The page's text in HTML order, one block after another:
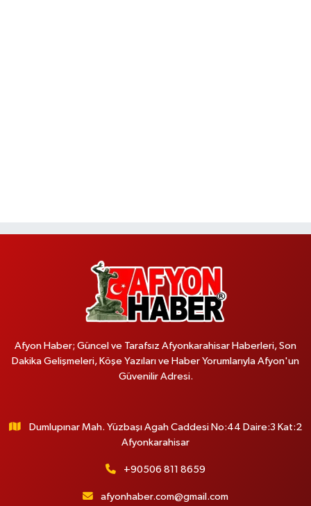
Afyon Haber; Güncel ve Tarafsız Afyonkarahisar Haberleri, Son
Dakika Gelişmeleri, Köşe Yazıları ve Haber Yorumlarıyla Afyon'un
Güvenilir Adresi.
Dumlupınar Mah. Yüzbaşı Agah Caddesi No:44 Daire:3 Kat:2
Afyonkarahisar
+90506 811 8659
afyonhaber.com@gmail.com